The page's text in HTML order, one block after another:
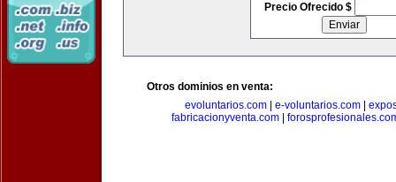
Precio Ofrecido $
Otros dominios en venta:
evoluntarios.com
e-voluntarios.com
fabricacionyventa.com|